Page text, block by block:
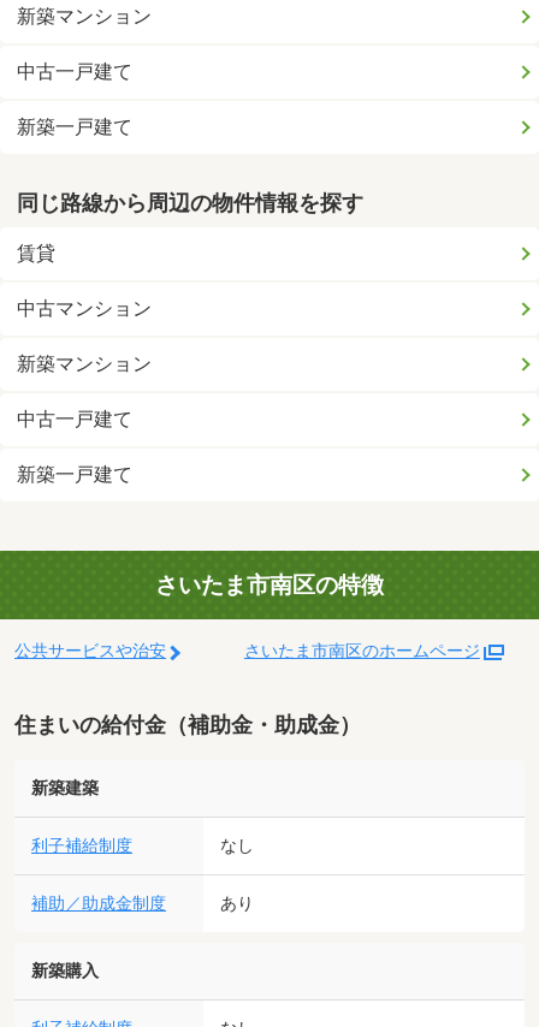
新築マンション
中古一戸建て
新築一戸建て
同じ路線から周辺の物件情報を探す
賃貸
中古マンション
新築マンション
中古一戸建て
新築一戸建て
さいたま市南区の特徴
公共サービスや治安 さいたま市南区のホームページ
住まいの給付金（補助金・助成金）
新築建築
利子補給制度 なし
補助／助成金制度 あり
新築購入